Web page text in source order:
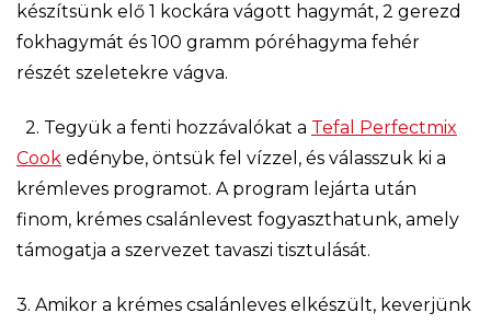
készítsünk elő 1 kockára vágott hagymát, 2 gerezd
fokhagymát és 100 gramm póréhagyma fehér
részét szeletekre vágva.
2. Tegyük a fenti hozzávalókat a Tefal Perfectmix
Cook edénybe, öntsük fel vízzel, és válasszuk ki a
krémleves programot. A program lejárta után
finom, krémes csalánlevest fogyaszthatunk, amely
támogatja a szervezet tavaszi tisztulását.
3. Amikor a krémes csalánleves elkészült, keverjünk